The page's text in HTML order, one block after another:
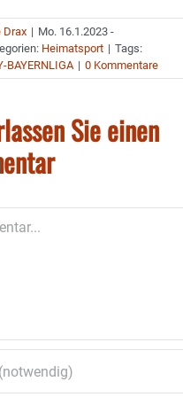
Drax | Mo. 16.1.2023 -
Heimatsport | Tags:
BAYERNLIGA | 0 Kommentare
Sie einen